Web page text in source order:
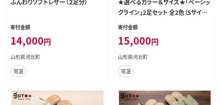
ふんわりソフトレザー（２足分）
寄付金額
14,000円
山形県河北町
常温
★選べるカラー＆サイズ★「ベーシッ
クライン」2足セット 全2色（Sサイズ/
Ｍサイズ/Lサイズ）
寄付金額
15,000円
山形県河北町
常温